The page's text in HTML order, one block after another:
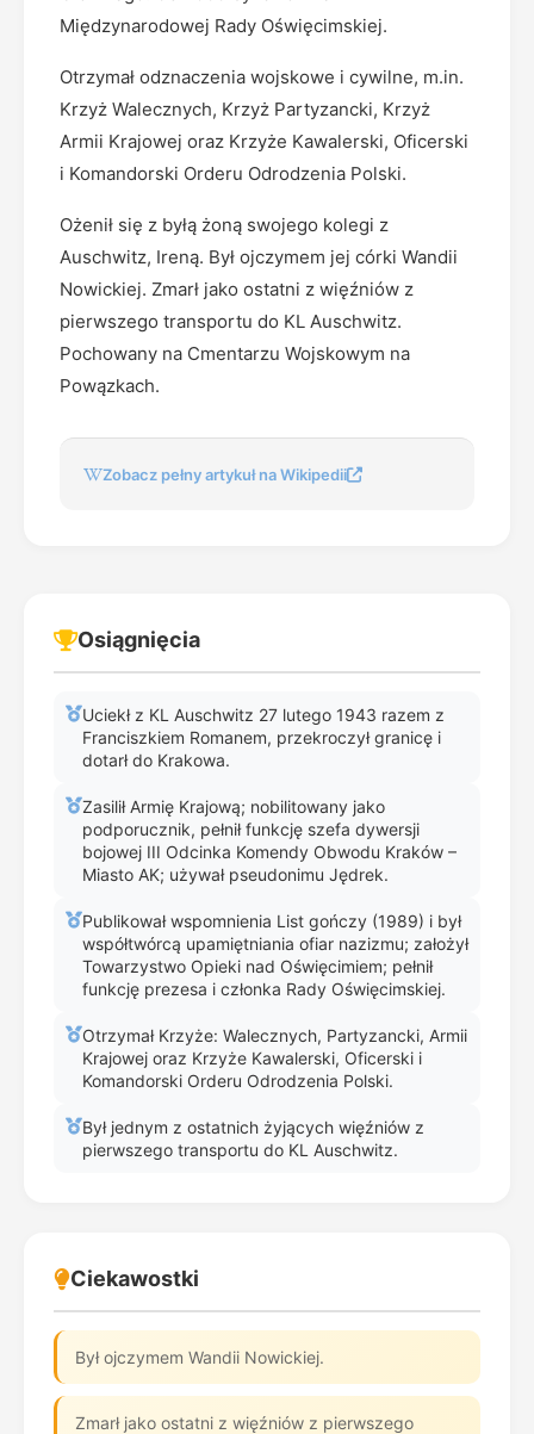
Międzynarodowej Rady Oświęcimskiej.
Otrzymał odznaczenia wojskowe i cywilne, m.in.
Krzyż Walecznych, Krzyż Partyzancki, Krzyż
Armii Krajowej oraz Krzyże Kawalerski, Oficerski
i Komandorski Orderu Odrodzenia Polski.
Ożenił się z byłą żoną swojego kolegi z
Auschwitz, Ireną. Był ojczymem jej córki Wandii
Nowickiej. Zmarł jako ostatni z więźniów z
pierwszego transportu do KL Auschwitz.
Pochowany na Cmentarzu Wojskowym na
Powązkach.
Zobacz pełny artykuł na Wikipedii
Osiągnięcia
Uciekł z KL Auschwitz 27 lutego 1943 razem z
Franciszkiem Romanem, przekroczył granicę i
dotarł do Krakowa.
Zasilił Armię Krajową; nobilitowany jako
podporucznik, pełnił funkcję szefa dywersji
bojowej III Odcinka Komendy Obwodu Kraków –
Miasto AK; używał pseudonimu Jędrek.
Publikował wspomnienia List gończy (1989) i był
współtwórcą upamiętniania ofiar nazizmu; założył
Towarzystwo Opieki nad Oświęcimiem; pełnił
funkcję prezesa i członka Rady Oświęcimskiej.
Otrzymał Krzyże: Walecznych, Partyzancki, Armii
Krajowej oraz Krzyże Kawalerski, Oficerski i
Komandorski Orderu Odrodzenia Polski.
Był jednym z ostatnich żyjących więźniów z
pierwszego transportu do KL Auschwitz.
Ciekawostki
Był ojczymem Wandii Nowickiej.
Zmarł jako ostatni z więźniów z pierwszego